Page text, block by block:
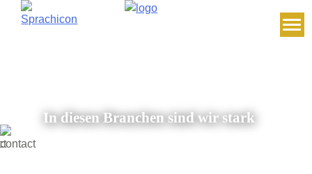
In diesen Branchen sind wir stark